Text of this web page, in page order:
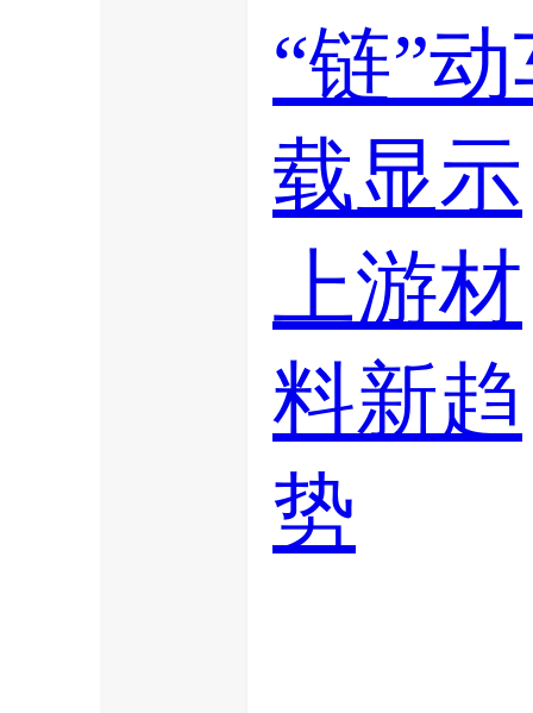
“链”
载显示
上游材
料新趋
势